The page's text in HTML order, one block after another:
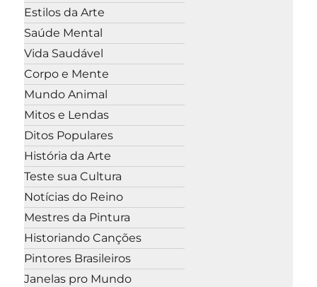
Estilos da Arte
Saúde Mental
Vida Saudável
Corpo e Mente
Mundo Animal
Mitos e Lendas
Ditos Populares
História da Arte
Teste sua Cultura
Notícias do Reino
Mestres da Pintura
Historiando Canções
Pintores Brasileiros
Janelas pro Mundo